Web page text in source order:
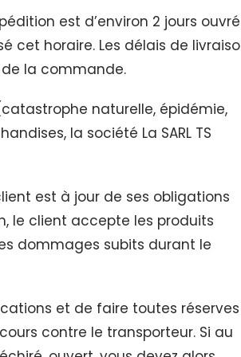
est d’environ 2 jours
cet horaire. Les délais de
la commande.
naturelle, épidémie,
la société La SARL TS
est à jour de ses obligations
le client accepte les produits
dommages subits durant le
et de faire toutes réserves
contre le transporteur. Si au